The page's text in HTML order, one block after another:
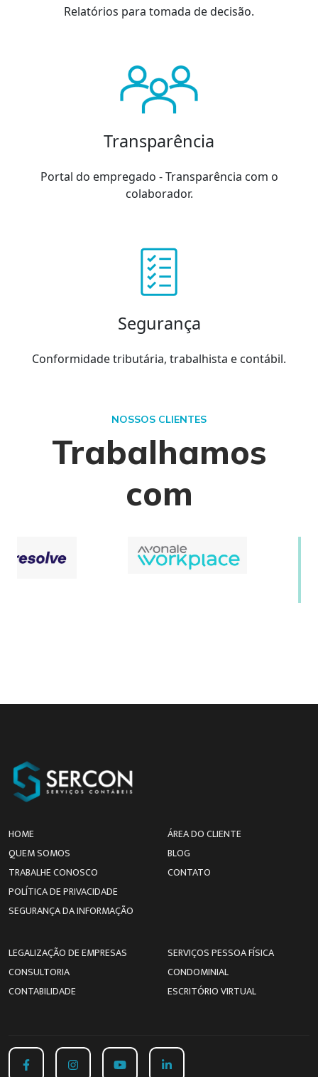
Relatórios para tomada de decisão.
Transparência
Portal do empregado - Transparência com o
colaborador.
Segurança
Conformidade tributária, trabalhista e contábil.
NOSSOS CLIENTES
Trabalhamos
com
HOME
QUEM SOMOS
TRABALHE CONOSCO
POLÍTICA DE PRIVACIDADE
SEGURANÇA DA INFORMAÇÃO
ÁREA DO CLIENTE
BLOG
CONTATO
LEGALIZAÇÃO DE EMPRESAS
CONSULTORIA
CONTABILIDADE
SERVIÇOS PESSOA FÍSICA
CONDOMINIAL
ESCRITÓRIO VIRTUAL